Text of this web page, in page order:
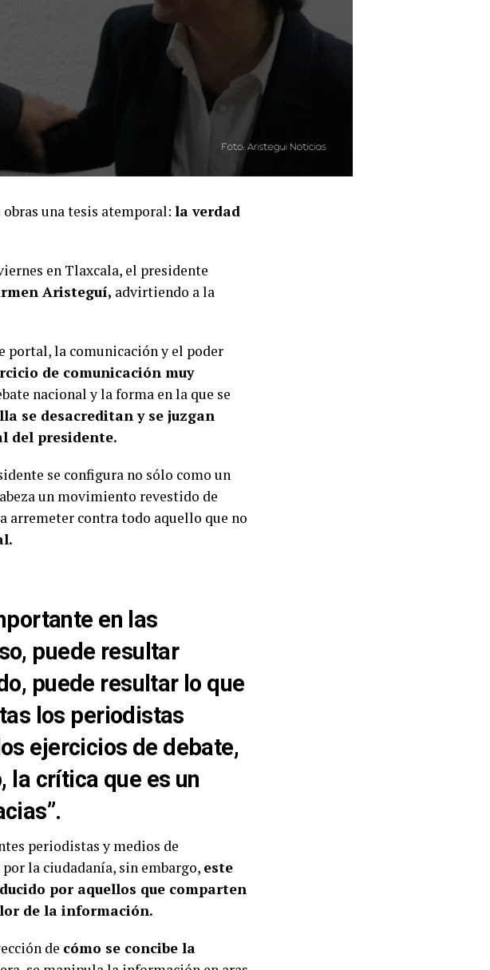
una tesis atemporal: la verdad
en Tlaxcala, el presidente
Aristeguí, advirtiendo a la
portal, la comunicación y el poder
de comunicación muy
nacional y la forma en la que se
se desacreditan y se juzgan
del presidente.
se configura no sólo como un
un movimiento revestido de
arremeter contra todo aquello que no
en las
puede resultar
puede resultar lo que
los periodistas
ejercicios de debate,
la crítica que es un
periodistas y medios de
la ciudadanía, sin embargo, este
por aquellos que comparten
de la información.
de cómo se concibe la